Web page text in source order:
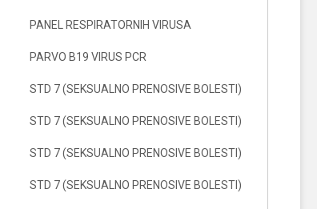
PANEL RESPIRATORNIH VIRUSA
PARVO B19 VIRUS PCR
STD 7 (SEKSUALNO PRENOSIVE BOLESTI)
STD 7 (SEKSUALNO PRENOSIVE BOLESTI)
STD 7 (SEKSUALNO PRENOSIVE BOLESTI)
STD 7 (SEKSUALNO PRENOSIVE BOLESTI)